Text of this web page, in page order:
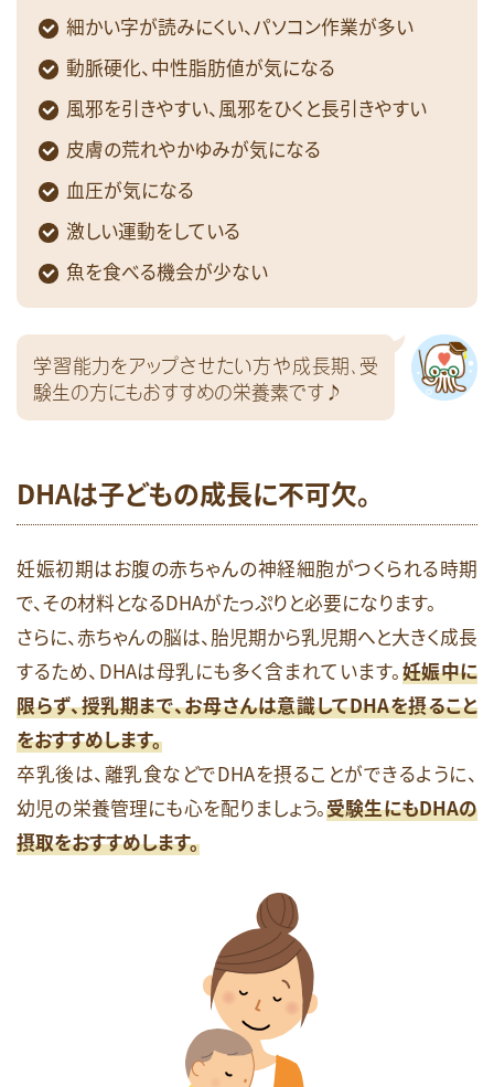
細かい字が読みにくい、パソコン作業が多い
動脈硬化、中性脂肪値が気になる
風邪を引きやすい、風邪をひくと長引きやすい
皮膚の荒れやかゆみが気になる
血圧が気になる
激しい運動をしている
魚を食べる機会が少ない
学習能力をアップさせたい方や成長期、受
験生の方にもおすすめの栄養素です♪
DHAは子どもの成長に不可欠。
妊娠初期はお腹の赤ちゃんの神経細胞がつくられる時期
で、その材料となるDHAがたっぷりと必要になります。
さらに、赤ちゃんの脳は、胎児期から乳児期へと大きく成長
するため、DHAは母乳にも多く含まれています。妊娠中に
限らず、授乳期まで、お母さんは意識してDHAを摂ること
をおすすめします。
卒乳後は、離乳食などでDHAを摂ることができるように、
幼児の栄養管理にも心を配りましょう。受験生にもDHAの
摂取をおすすめします。